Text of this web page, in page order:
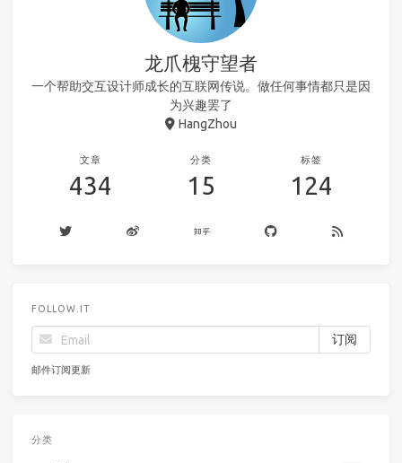
龙爪槐守望者
一个帮助交互设计师成长的互联网传说。做任何事情都只是因
为兴趣罢了
HangZhou
文章
434
分类
15
标签
124
FOLLOW.IT
邮件订阅更新
分类